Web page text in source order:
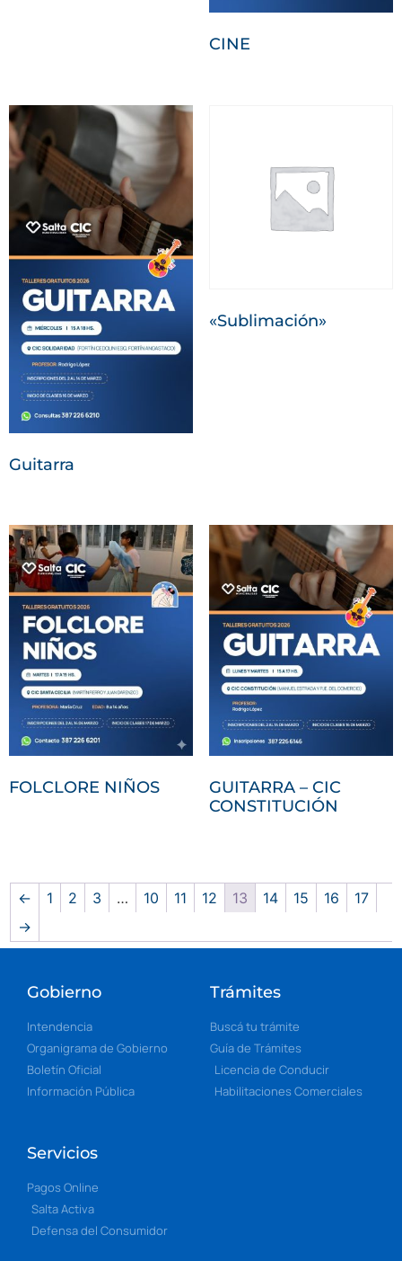
CINE
Guitarra
«Sublimación»
FOLCLORE NIÑOS
GUITARRA – CIC
CONSTITUCIÓN
← 1 2 3 … 10 11 12 13 14 15 16
17
→
Gobierno
Intendencia
Organigrama de Gobierno
Boletín Oficial
Información Pública
Trámites
Buscá tu trámite
Guía de Trámites
Licencia de Conducir
Habilitaciones Comerciales
Servicios
Pagos Online
Salta Activa
Defensa del Consumidor